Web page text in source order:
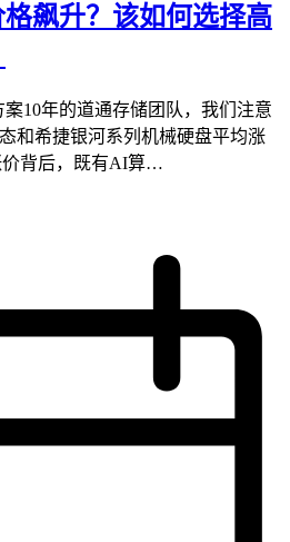
飙升？该如何选择高
10年的道通存储团队，我们注意
和希捷银河系列机械硬盘平均涨
价背后，既有AI算…